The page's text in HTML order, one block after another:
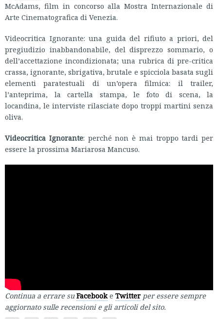
McAdams, film in concorso alla Mostra Internazionale di
Arte Cinematografica di Venezia.
Videocritica Ignorante: una guida del rifiuto a priori, del
pregiudizio inabbandonabile, del disprezzo sommario, o
dell’accettazione incondizionata; una rubrica di pre-critica
crassa, ignorante, sbrigativa, brutale e spicciola basata sugli
elementi paratestuali di un’opera filmica: il trailer,
l’anteprima, la cartella stampa, le foto di scena, la
locandina, le interviste rilasciate dopo troppi martini senza
oliva.
Videocritica Ignorante: perché non è mai troppo tardi per
essere la prossima Mariarosa Mancuso.
Continua a errare su Facebook e Twitter per essere sempre
aggiornato sulle recensioni e gli articoli del sito.